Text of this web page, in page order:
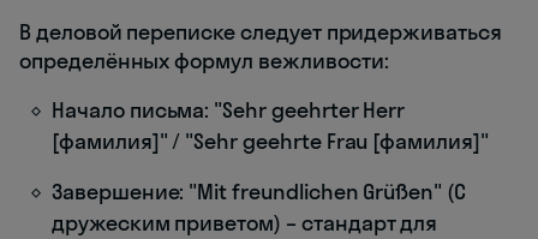
В деловой переписке следует придерживаться
определённых формул вежливости:
Начало письма: "Sehr geehrter Herr
[фамилия]" / "Sehr geehrte Frau [фамилия]"
Завершение: "Mit freundlichen Grüßen" (С
дружеским приветом) – стандарт для